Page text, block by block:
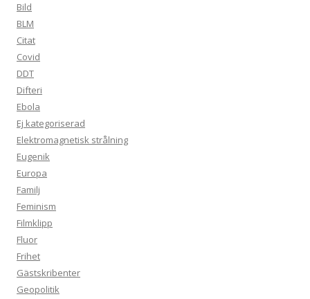
Bild
BLM
Citat
Covid
DDT
Difteri
Ebola
Ej kategoriserad
Elektromagnetisk strålning
Eugenik
Europa
Familj
Feminism
Filmklipp
Fluor
Frihet
Gästskribenter
Geopolitik